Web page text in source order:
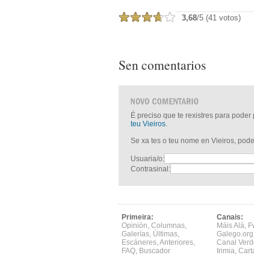
3,68/5 (41 votos)
Sen comentarios
É preciso que te rexistres para
teu Vieiros.
Se xa tes o teu nome en Vieiros,
Usuaria/o:
Contrasinal:
Primeira:
Opinión, Columnas,
Galerías, Últimas,
Escáneres,Anteriores,
FAQ, Buscador
Canais:
Máis Alá,
Galego.org
Canal
Irimia,